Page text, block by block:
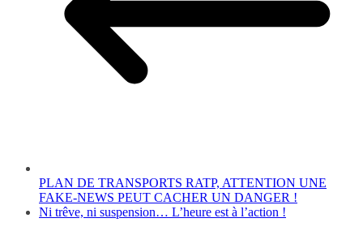
PLAN DE TRANSPORTS RATP, ATTENTION UNE
FAKE-NEWS PEUT CACHER UN DANGER !
Ni trêve, ni suspension… L’heure est à l’action !